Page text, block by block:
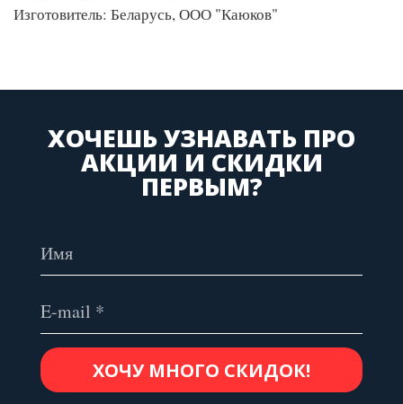
Изготовитель: Беларусь, ООО "Каюков"
ХОЧЕШЬ УЗНАВАТЬ ПРО
АКЦИИ И СКИДКИ
ПЕРВЫМ?